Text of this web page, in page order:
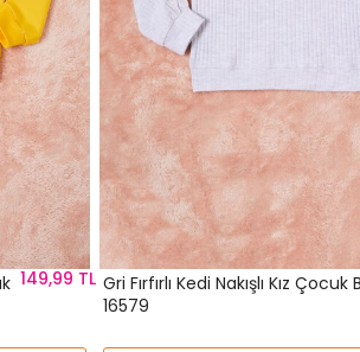
149,99 TL Gri Fırfırlı Kedi Nakışlı Kız Çocuk
16579